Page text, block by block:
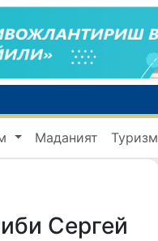
Маданият Туризм
Сергей